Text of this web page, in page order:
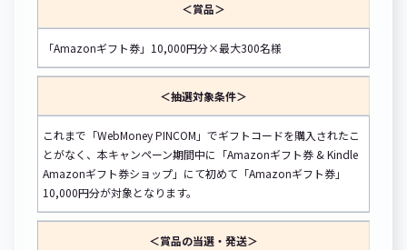
＜賞品＞
「Amazonギフト券」10,000円分×最大300名様
＜抽選対象条件＞
これまで「WebMoney PINCOM」でギフトコードを購入されたこ
とがなく、本キャンペーン期間中に「Amazonギフト券 & Kindle
Amazonギフト券ショップ」にて初めて「Amazonギフト券」
10,000円分が対象となります。
＜賞品の当選・発送＞